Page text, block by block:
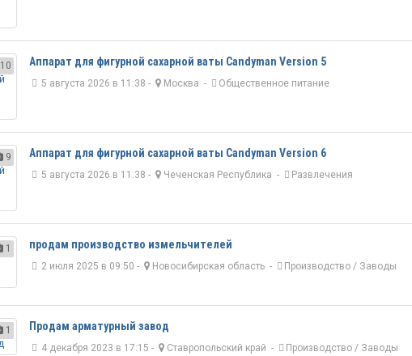
10 Аппарат для фигурной сахарной ваты Candyman Version 5
5 августа 2026 в 11:38 - Москва - Общественное питание
9 Аппарат для фигурной сахарной ваты Candyman Version 6
5 августа 2026 в 11:38 - Чеченская Республика - Развлечения
1 продам производство измельчителей
2 июля 2025 в 09:50 - Новосибирская область - Производство / Заводы
1 Продам арматурный завод
4 декабря 2023 в 17:15 - Ставропольский край - Производство / Заводы